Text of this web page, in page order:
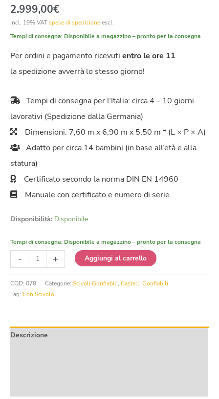
2.999,00€
incl. 19% VATspese di spedizioneescl.
Tempi di consegna: Disponibile a magazzino – pronto per la consegna
Per ordini e pagamento ricevutientro le ore 11
la spedizione avverrà lo stesso giorno!
Tempi di consegna per l’Italia: circa 4 – 10 giorni
lavorativi (Spedizione dalla Germania)
Dimensioni: 7,60 m x 6,90 m x 5,50 m * (L × P × A)
Adatto per circa 14 bambini (in base all’età e alla
statura)
Certificato secondo la norma DIN EN 14960
Manuale con certificato e numero di serie
Disponibilità: Disponibile
Tempi di consegna: Disponibile a magazzino – pronto per la consegna
-
Gonfiabile
con
Scivolo
Multiplay
Cavaliere
+ Aggiungi al carrello
COD:078 Categorie:Scivoli Gonfiabili,Castelli Gonfiabili
Tag:Con Scivolo
Descrizione